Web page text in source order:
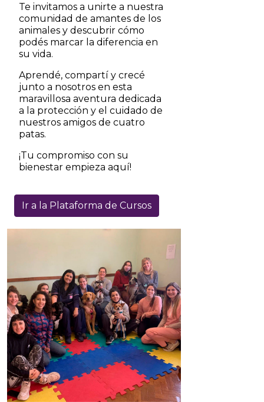
Te invitamos a unirte a nuestra
comunidad de amantes de los
animales y descubrir cómo
podés marcar la diferencia en
su vida.
Aprendé, compartí y crecé
junto a nosotros en esta
maravillosa aventura dedicada
a la protección y el cuidado de
nuestros amigos de cuatro
patas.
¡Tu compromiso con su
bienestar empieza aquí!
Ir a la Plataforma de Cursos